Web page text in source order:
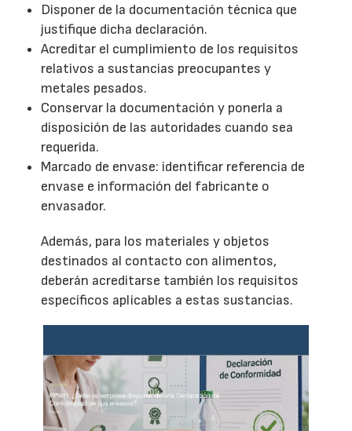
Disponer de la documentación técnica que
justifique dicha declaración.
Acreditar el cumplimiento de los requisitos
relativos a sustancias preocupantes y
metales pesados.
Conservar la documentación y ponerla a
disposición de las autoridades cuando sea
requerida.
Marcado de envase: identificar referencia de
envase e información del fabricante o
envasador.
Además, para los materiales y objetos
destinados al contacto con alimentos,
deberán acreditarse también los requisitos
específicos aplicables a estas sustancias.